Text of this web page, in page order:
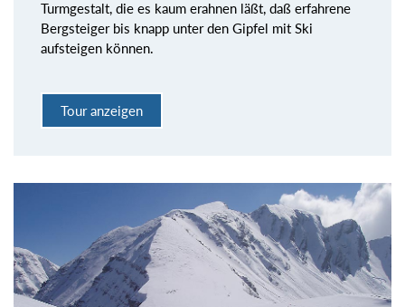
Turmgestalt, die es kaum erahnen läßt, daß erfahrene
Bergsteiger bis knapp unter den Gipfel mit Ski
aufsteigen können.
Tour anzeigen